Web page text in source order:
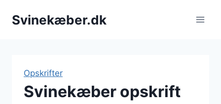
Svinekæber.dk
Opskrifter
Svinekæber opskrift